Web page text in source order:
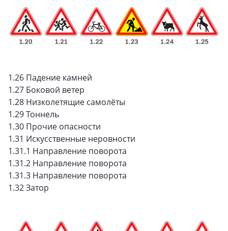
1.26 Падение камней
1.27 Боковой ветер
1.28 Низколетящие самолёты
1.29 Тоннель
1.30 Прочие опасности
1.31 Искусственные неровности
1.31.1 Направление поворота
1.31.2 Направление поворота
1.31.3 Направление поворота
1.32 Затор